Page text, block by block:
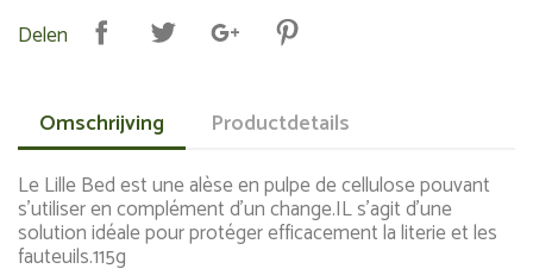
Delen
Omschrijving Productdetails
Le Lille Bed est une alèse en pulpe de cellulose pouvant
s'utiliser en complément d'un change.IL s'agit d'une
solution idéale pour protéger efficacement la literie et les
fauteuils.115g